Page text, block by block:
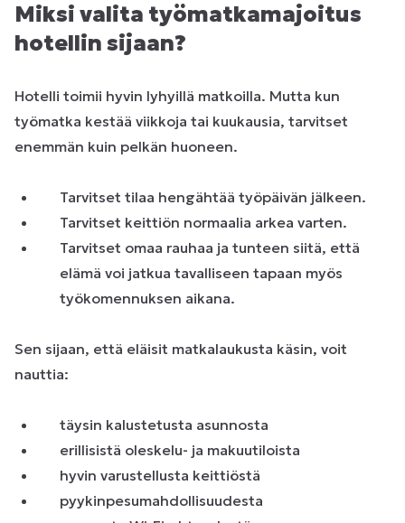
Miksi valita työmatkamajoitus
hotellin sijaan?
Hotelli toimii hyvin lyhyillä matkoilla. Mutta kun
työmatka kestää viikkoja tai kuukausia, tarvitset
enemmän kuin pelkän huoneen.
Tarvitset tilaa hengähtää työpäivän jälkeen.
Tarvitset keittiön normaalia arkea varten.
Tarvitset omaa rauhaa ja tunteen siitä, että
elämä voi jatkua tavalliseen tapaan myös
työkomennuksen aikana.
Sen sijaan, että eläisit matkalaukusta käsin, voit
nauttia:
täysin kalustetusta asunnosta
erillisistä oleskelu- ja makuutiloista
hyvin varustellusta keittiöstä
pyykinpesumahdollisuudesta